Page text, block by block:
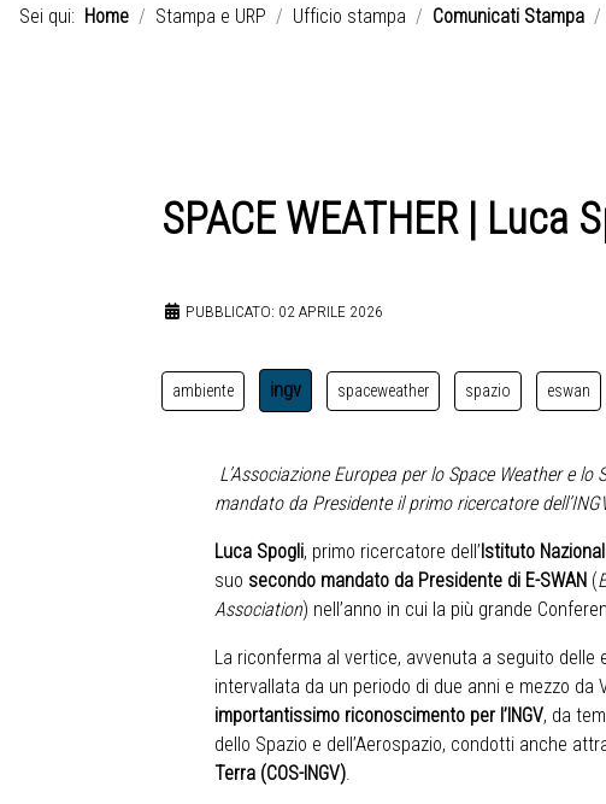
Sei qui: Home Stampa e URP Ufficio stampa Comunicati Stampa
SPACE WEATHER |
PUBBLICATO: 02 APRILE 2026
ambiente ingv spaceweather spazio eswan
L’Associazione Europea per lo Space Weather e
mandato da Presidente il primo ricercatore
Luca Spogli, primo ricercatore dell’ Istituto
suo secondo mandato da Presidente di E-SWAN (
Association) nell’anno in cui la più grande
La riconferma al vertice, avvenuta a seguito delle
intervallata da un periodo di due anni e mezzo
importantissimo riconoscimento per l’INGV, da
dello Spazio e dell’Aerospazio, condotti anche
Terra (COS-INGV).